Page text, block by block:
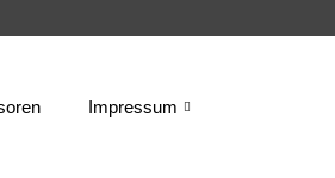
Impressum